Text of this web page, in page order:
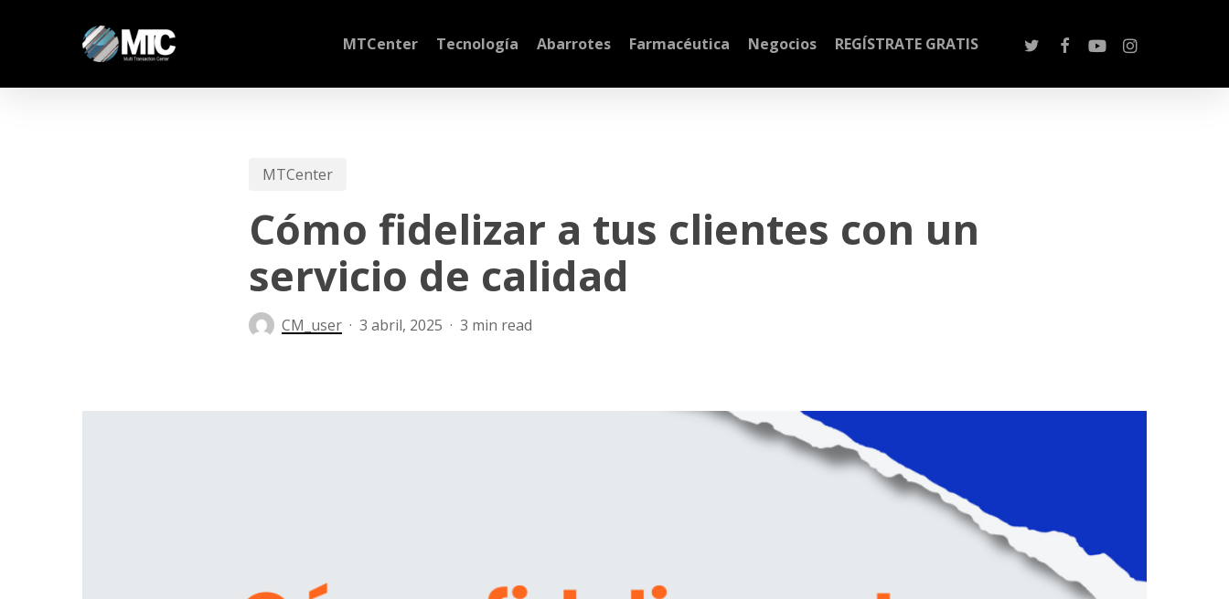
content
MTCenter Tecnología Abarrotes Farmacéutica Negocios REGÍSTRATE GRATIS
MTCenter
Cómo fidelizar a tus clientes con un
servicio de calidad
CM_user 3 abril, 2025 3 min read